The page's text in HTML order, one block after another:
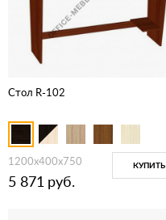
Стол R-102
1200х400х750
5 871 руб.
КУПИТЬ